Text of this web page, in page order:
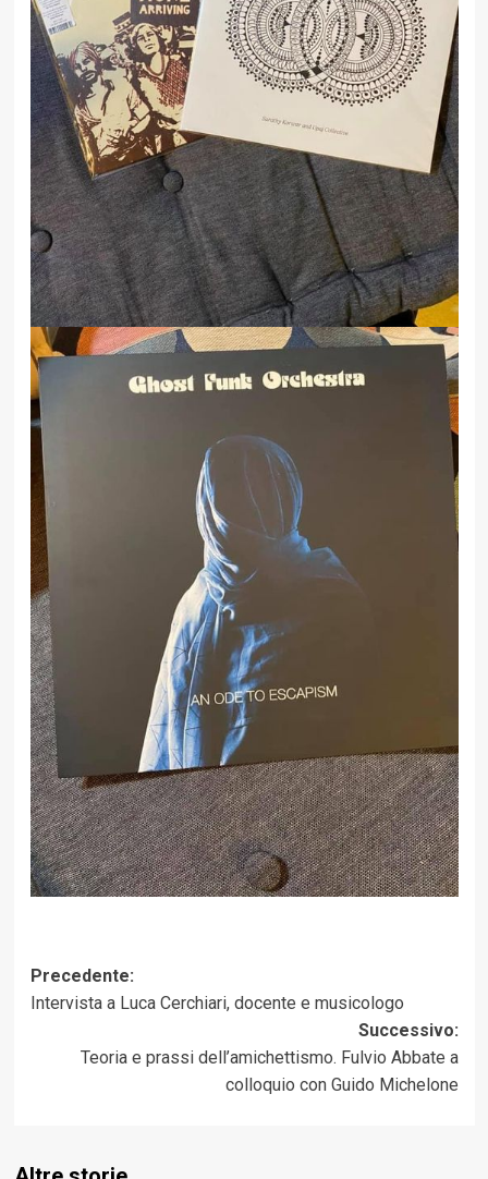
Navigazione
articolo
Precedente:
Intervista a Luca Cerchiari, docente e musicologo
Successivo:
Teoria e prassi dell’amichettismo. Fulvio Abbate a
colloquio con Guido Michelone